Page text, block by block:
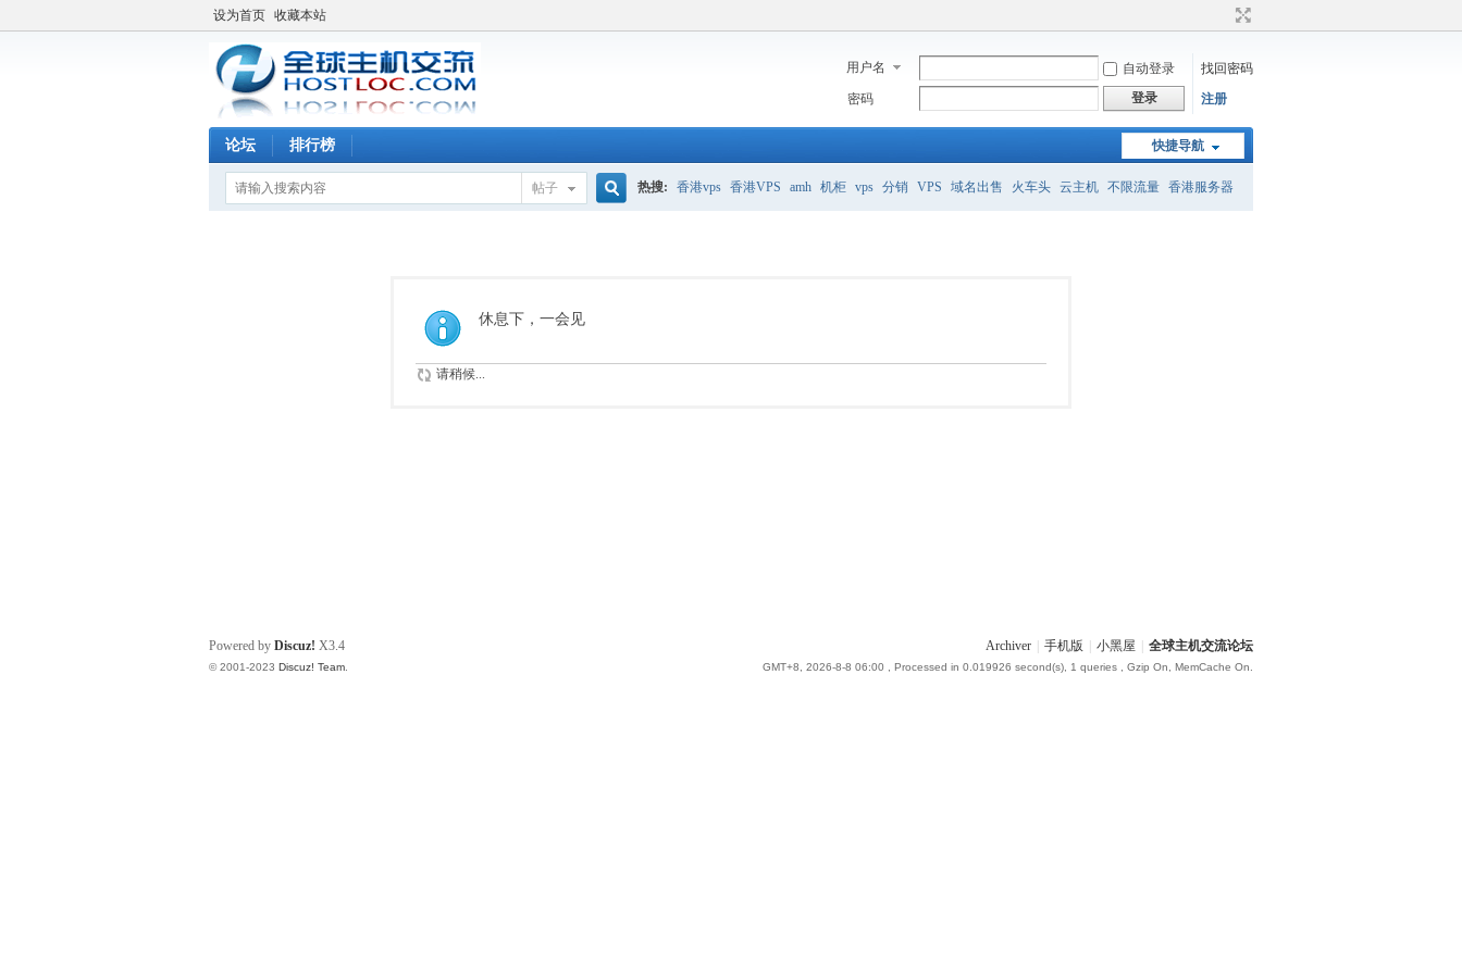
设为首页 收藏本站
用户名 自动登录
找回密码
密码
登录 注册
快捷导航
论坛 排行榜
帖子 热搜: 香港vps 香港VPS amh 机柜 vps 分销 VPS 域名出售 火车头 云主机 不限流量 香港服务器
休息下，一会见
请稍候...
Archiver 手机版 小黑屋 全球主机交流论坛
GMT+8, 2026-8-8 06:00 , Processed in 0.019926 second(s), 1 queries , Gzip On, MemCache On.
Powered by Discuz! X3.4
© 2001-2023 Discuz! Team